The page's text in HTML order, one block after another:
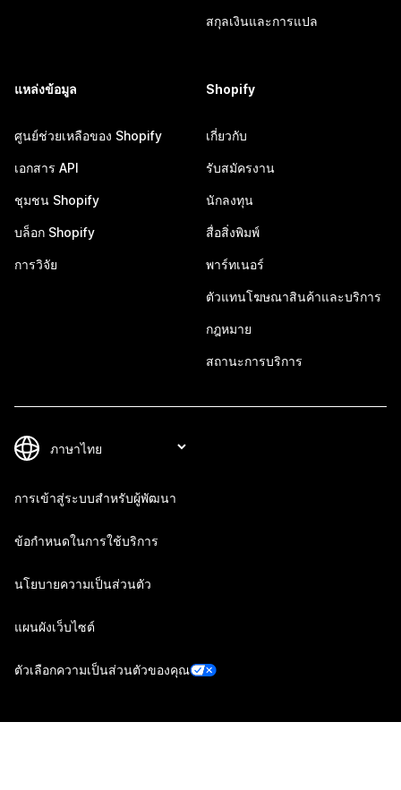
สกุลเงินและการแปล
แหล่งข้อมูล
ศูนย์ช่วยเหลือของ Shopify
เอกสาร API
ชุมชน Shopify
บล็อก Shopify
การวิจัย
Shopify
เกี่ยวกับ
รับสมัครงาน
นักลงทุน
สื่อสิ่งพิมพ์
พาร์ทเนอร์
ตัวแทนโฆษณาสินค้าและบริการ
กฎหมาย
สถานะการบริการ
การเข้าสู่ระบบสำหรับผู้พัฒนา
ข้อกำหนดในการใช้บริการ
นโยบายความเป็นส่วนตัว
แผนผังเว็บไซต์
ตัวเลือกความเป็นส่วนตัวของคุณ